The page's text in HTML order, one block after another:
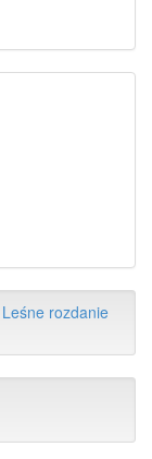
Leśne rozdanie